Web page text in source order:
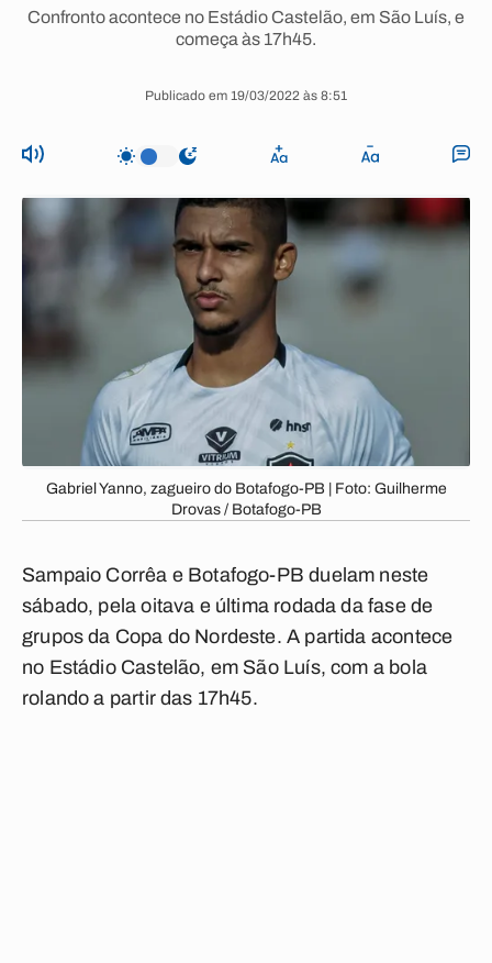
Confronto acontece no Estádio Castelão, em São Luís, e
começa às 17h45.
Publicado em 19/03/2022 às 8:51
Gabriel Yanno, zagueiro do Botafogo-PB | Foto: Guilherme
Drovas / Botafogo-PB
Sampaio Corrêa e Botafogo-PB duelam neste
sábado, pela oitava e última rodada da fase de
grupos da Copa do Nordeste. A partida acontece
no Estádio Castelão, em São Luís, com a bola
rolando a partir das 17h45.